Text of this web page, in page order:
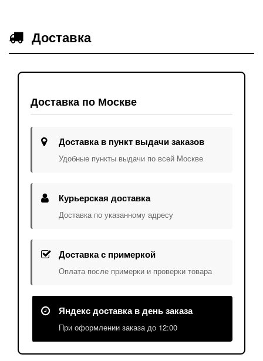
Доставка
Доставка по Москве
Доставка в пункт выдачи заказов
Удобные пункты выдачи по всей Москве
Курьерская доставка
Доставка по указанному адресу
Доставка с примеркой
Оплата после примерки и проверки товара
Яндекс доставка в день заказа
При оформлении заказа до 12:00